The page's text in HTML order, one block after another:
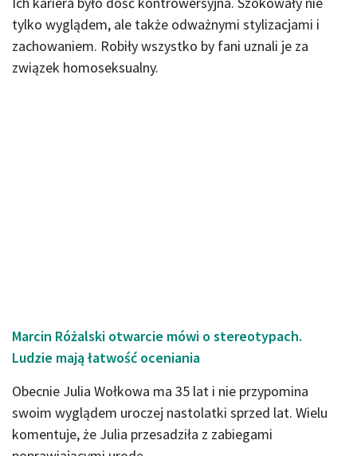
tylko wyglądem, ale także odważnymi stylizacjami i
zachowaniem. Robiły wszystko by fani uznali je za
związek homoseksualny.
Marcin Różalski otwarcie mówi o stereotypach.
Ludzie mają łatwość oceniania
Obecnie Julia Wołkowa ma 35 lat i nie przypomina
swoim wyglądem uroczej nastolatki sprzed lat. Wielu
komentuje, że Julia przesadziła z zabiegami